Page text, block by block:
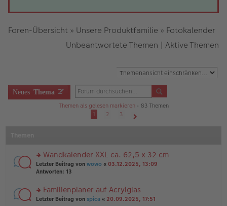
Foren-Übersicht » Unsere Produktfamilie » Fotokalender
Unbeantwortete Themen | Aktive Themen
Neues Thema
Themen als gelesen markieren• 83 Themen
1
2
3
rs
te
n
g
Wandkalender XXL ca. 62,5 x 32 cm
Letzter Beitrag von wowo « 03.12.2025, 13:09
Antworten: 13
rs
Familienplaner auf Acrylglas
Letzter Beitrag von spica « 20.09.2025, 17:51